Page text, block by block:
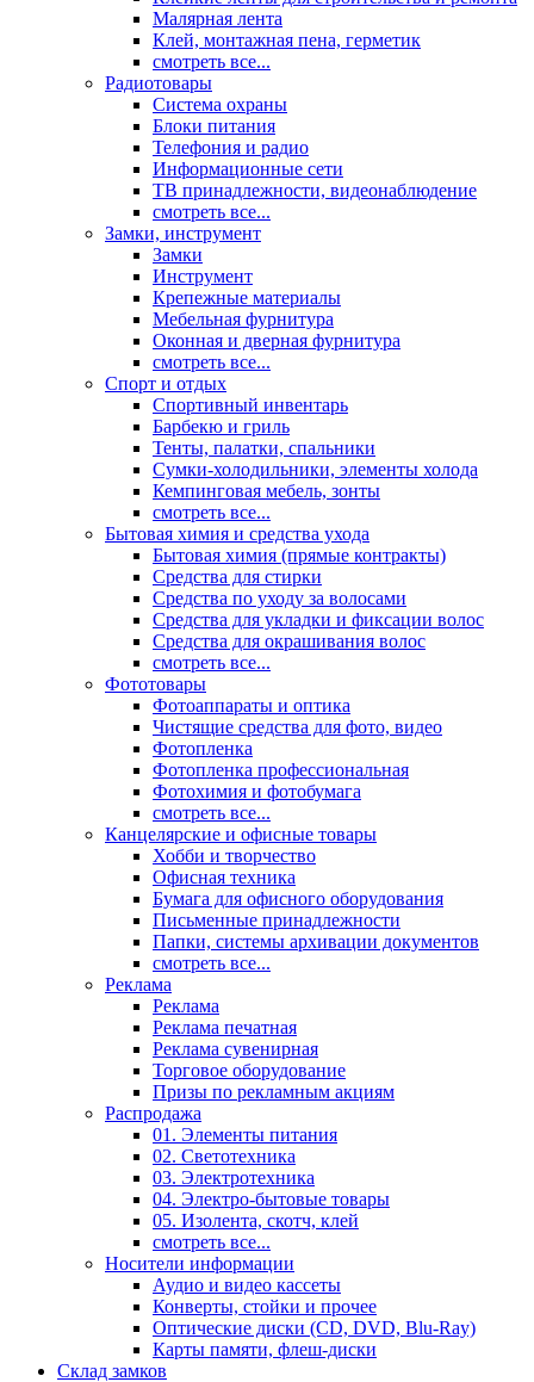
Малярная лента
Клей, монтажная пена, герметик
смотреть все...
Радиотовары
Система охраны
Блоки питания
Телефония и радио
Информационные сети
ТВ принадлежности, видеонаблюдение
смотреть все...
Замки, инструмент
Замки
Инструмент
Крепежные материалы
Мебельная фурнитура
Оконная и дверная фурнитура
смотреть все...
Спорт и отдых
Спортивный инвентарь
Барбекю и гриль
Тенты, палатки, спальники
Сумки-холодильники, элементы холода
Кемпинговая мебель, зонты
смотреть все...
Бытовая химия и средства ухода
Бытовая химия (прямые контракты)
Средства для стирки
Средства по уходу за волосами
Средства для укладки и фиксации волос
Средства для окрашивания волос
смотреть все...
Фототовары
Фотоаппараты и оптика
Чистящие средства для фото, видео
Фотопленка
Фотопленка профессиональная
Фотохимия и фотобумага
смотреть все...
Канцелярские и офисные товары
Хобби и творчество
Офисная техника
Бумага для офисного оборудования
Письменные принадлежности
Папки, системы архивации документов
смотреть все...
Реклама
Реклама
Реклама печатная
Реклама сувенирная
Торговое оборудование
Призы по рекламным акциям
Распродажа
01. Элементы питания
02. Светотехника
03. Электротехника
04. Электро-бытовые товары
05. Изолента, скотч, клей
смотреть все...
Носители информации
Аудио и видео кассеты
Конверты, стойки и прочее
Оптические диски (CD, DVD, Blu-Ray)
Карты памяти, флеш-диски
Склад замков